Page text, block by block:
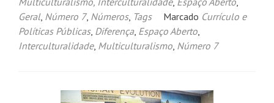
Geral, Número 7, Números, Tags Marcado Currículo e
Políticas Públicas, Diferença, Espaço Aberto,
Interculturalidade, Multiculturalismo, Número 7